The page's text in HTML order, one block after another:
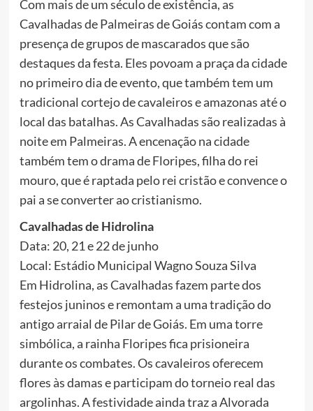
Com mais de um século de existência, as
Cavalhadas de Palmeiras de Goiás contam com a
presença de grupos de mascarados que são
destaques da festa. Eles povoam a praça da cidade
no primeiro dia de evento, que também tem um
tradicional cortejo de cavaleiros e amazonas até o
local das batalhas. As Cavalhadas são realizadas à
noite em Palmeiras. A encenação na cidade
também tem o drama de Floripes, filha do rei
mouro, que é raptada pelo rei cristão e convence o
pai a se converter ao cristianismo.
Cavalhadas de Hidrolina
Data: 20, 21 e 22 de junho
Local: Estádio Municipal Wagno Souza Silva
Em Hidrolina, as Cavalhadas fazem parte dos
festejos juninos e remontam a uma tradição do
antigo arraial de Pilar de Goiás. Em uma torre
simbólica, a rainha Floripes fica prisioneira
durante os combates. Os cavaleiros oferecem
flores às damas e participam do torneio real das
argolinhas. A festividade ainda traz a Alvorada